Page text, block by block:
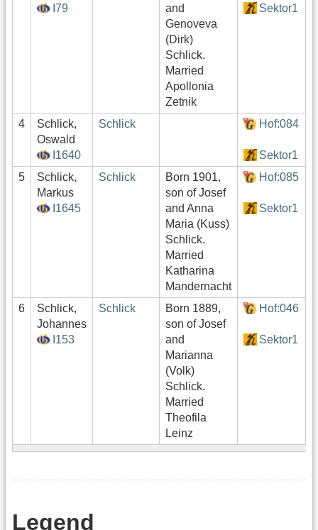
I79
and
Genoveva
(Dirk)
Schlick.
Married
Apollonia
Zetnik
Sektor1
4
Schlick,
Oswald
I1640
Schlick Hof:084
Sektor1
5
Schlick,
Markus
I1645
Schlick
Born 1901,
son of Josef
and Anna
Maria (Kuss)
Schlick.
Married
Katharina
Mandernacht
Hof:085
Sektor1
6
Schlick,
Johannes
I153
Schlick
Born 1889,
son of Josef
and
Marianna
(Volk)
Schlick.
Married
Theofila
Leinz
Hof:046
Sektor1
Legend